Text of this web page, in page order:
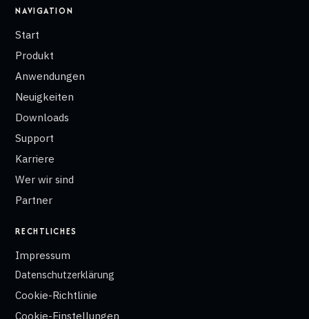
NAVIGATION
Start
Produkt
Anwendungen
Neuigkeiten
Downloads
Support
Karriere
Wer wir sind
Partner
RECHTLICHES
Impressum
Datenschutzerklärung
Cookie-Richtlinie
Cookie-Einstellungen